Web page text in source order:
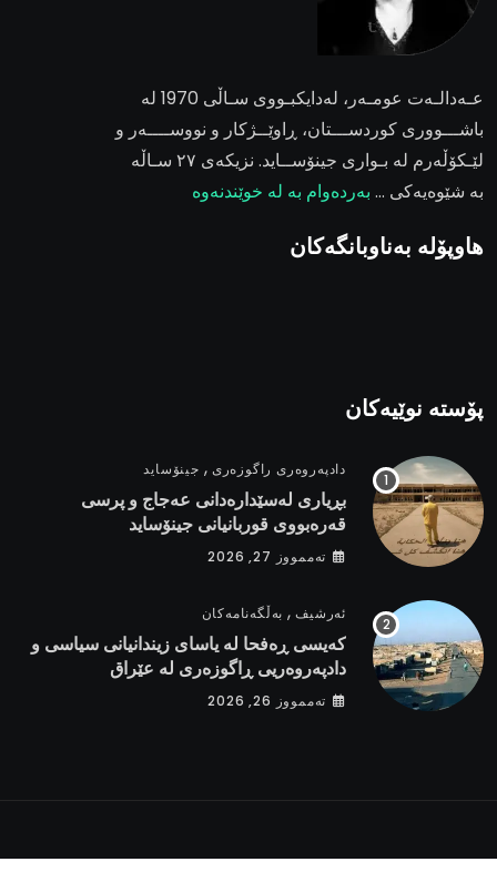
عـەدالـەت عومـەر ، لەدایکبـووی سـاڵی 1970 لە
باشـــووری کوردســـتان، ڕاوێــژکار و نووســــەر و
لێـکۆڵەرم لە بـواری جینۆســاید. نزیکەی ٢٧ سـاڵە
بە شێوەیەکی … بەردەوام بە لە خوێندنەوە
هاوپۆلە بەناوبانگەکان
پۆستە نوێیەکان
دادپەروەری راگوزەری , جینۆساید
بڕیاری لەسێدارەدانی عەجاج و پرسی
قەرەبووی قوربانیانی جینۆساید
تەممووز 27, 2026
ئەرشیف, بەڵگەنامەکان
کەیسی ڕەفحا لە یاسای زیندانیانی سیاسی و
دادپەروەریی ڕاگوزەری لە عێراق
تەممووز 26, 2026